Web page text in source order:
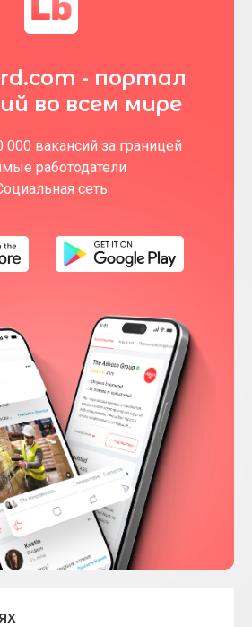
- портал
во всем мире
вакансий за границей
работодатели
сеть